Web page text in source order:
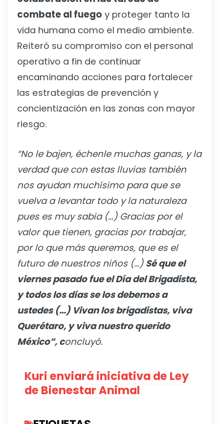
combate al fuego y proteger tanto la
vida humana como el medio ambiente.
Reiteró su compromiso con el personal
operativo a fin de continuar
encaminando acciones para fortalecer
las estrategias de prevención y
concientización en las zonas con mayor
riesgo.
“No le bajen, échenle muchas ganas, y la
verdad que con estas lluvias también
nos ayudan muchísimo para que se
vuelva a levantar todo y la naturaleza
pues es muy sabia (…) Gracias por el
valor que tienen, gracias por trabajar,
por lo que más queremos, que es el
futuro de nuestros niños (…) Sé que el
viernes pasado fue el Día del Brigadista,
y todos los días se los debemos a
ustedes (…) Vivan los brigadistas, viva
Querétaro, y viva nuestro querido
México”, concluyó.
Kuri enviará iniciativa de Ley
de Bienestar Animal